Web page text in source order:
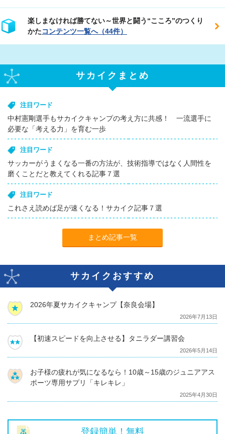
楽しまなければ勝てない～世界と闘う“こころ”のつくり
かたコンテンツ一覧へ（44件）
サカイクまとめ
注目ワード
中村憲剛選手もサカイクキャンプの考え方に共感！ 一流選手に
必要な「考える力」を育む一歩
注目ワード
サッカーがうまくなる一番の方法が、技術指導ではなく人間性を
磨くことだと教えてくれる記事７選
注目ワード
これさえ読めば足が速くなる！サカイク記事７選
まとめ記事一覧
サカイクおすすめ
2026年夏サカイクキャンプ【奈良会場】
2026年7月13日
【初速スピードを向上させる】タニラダー講習会
2026年5月14日
お子様の疲れが気になるなら！10歳～15歳のジュニアアス
ポーツ専用サプリ「キレキレ」
2025年4月30日
登録簡単！無料